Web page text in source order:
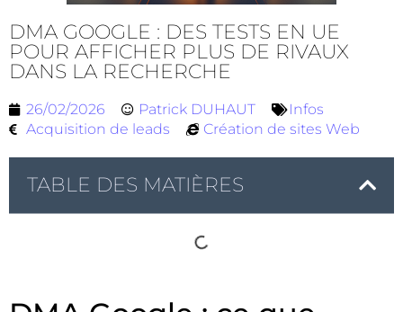
DMA GOOGLE : DES TESTS EN UE
POUR AFFICHER PLUS DE RIVAUX
DANS LA RECHERCHE
26/02/2026 Patrick DUHAUT
Infos
Acquisition de leads
Création de sites Web
TABLE DES MATIÈRES